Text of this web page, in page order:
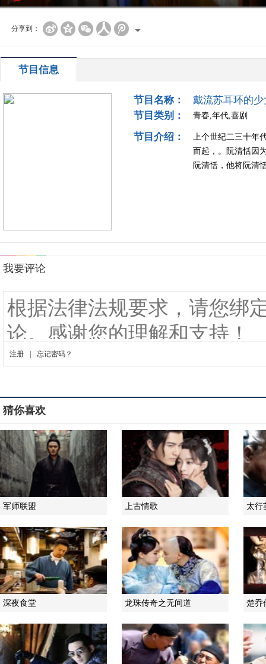
分享到：
节目信息
节目名称：
戴流苏耳环的少
节目类别：
青春,年代,喜剧
节目介绍：
上个世纪二三十年
而起，。阮清恬因
阮清恬，他将阮清
猜你喜欢
军师联盟 上古情歌 太行
深夜食堂 龙珠传奇之无间道 楚乔